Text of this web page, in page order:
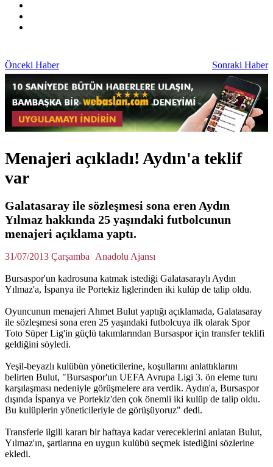
Önceki Haber Sonraki Haber
Menajeri açıkladı! Aydın'a teklif
var
Galatasaray ile sözleşmesi sona eren Aydın
Yılmaz hakkında 25 yaşındaki futbolcunun
menajeri açıklama yaptı.
31/07/2013 Çarşamba Anadolu Ajansı
Bursaspor'un kadrosuna katmak istediği Galatasaraylı Aydın
Yılmaz'a, İspanya ile Portekiz liglerinden iki kulüp de talip oldu.
Oyuncunun menajeri Ahmet Bulut yaptığı açıklamada, Galatasaray
ile sözleşmesi sona eren 25 yaşındaki futbolcuya ilk olarak Spor
Toto Süper Lig'in güçlü takımlarından Bursaspor için transfer teklifi
geldiğini söyledi.
Yeşil-beyazlı kulübün yöneticilerine, koşullarını anlattıklarını
belirten Bulut, "Bursaspor'un UEFA Avrupa Ligi 3. ön eleme turu
karşılaşması nedeniyle görüşmelere ara verdik. Aydın'a, Bursaspor
dışında İspanya ve Portekiz'den çok önemli iki kulüp de talip oldu.
Bu kulüplerin yöneticileriyle de görüşüyoruz" dedi.
Transferle ilgili kararı bir haftaya kadar vereceklerini anlatan Bulut,
Yılmaz'ın, şartlarına en uygun kulübü seçmek istediğini sözlerine
ekledi.